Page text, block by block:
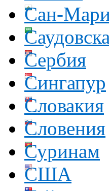
Сан-
Сербия
Сингапур
Словакия
Словения
Суринам
США